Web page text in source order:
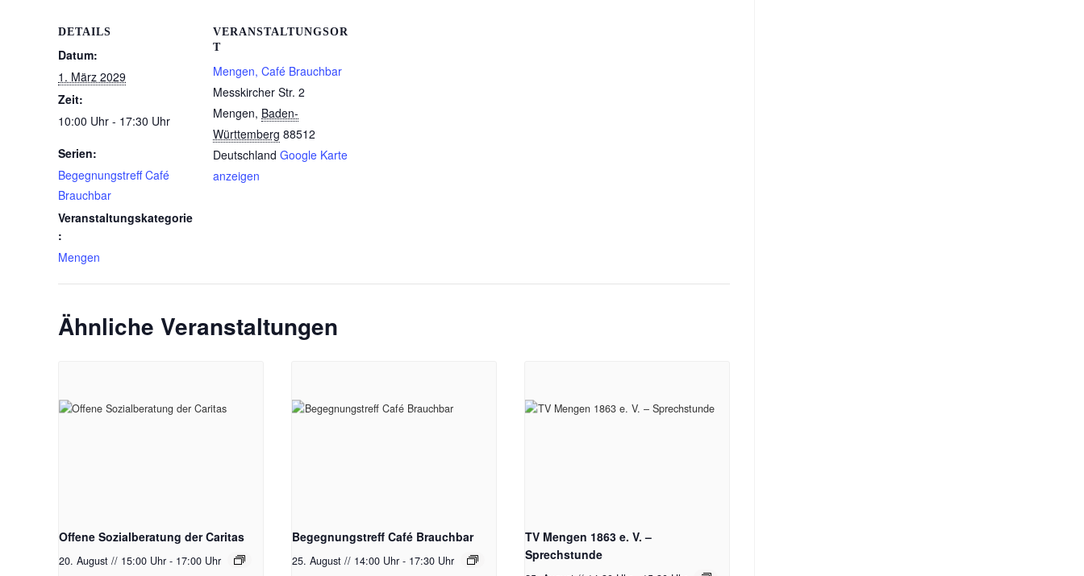
DETAILS
Datum:
1. März 2029
Zeit:
10:00 Uhr - 17:30 Uhr
Serien:
Begegnungstreff Café
Brauchbar
Veranstaltungskategorie
:
Mengen
VERANSTALTUNGSOR
T
Mengen, Café Brauchbar
Messkircher Str. 2
Mengen, Baden-
Württemberg 88512
Deutschland Google Karte
anzeigen
Ähnliche Veranstaltungen
Offene Sozialberatung der Caritas
20. August // 15:00 Uhr - 17:00 Uhr
Begegnungstreff Café Brauchbar
25. August // 14:00 Uhr - 17:30 Uhr
TV Mengen 1863 e. V. –
Sprechstunde